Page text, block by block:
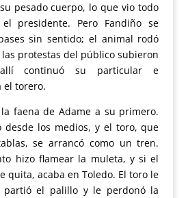
pesado cuerpo, lo que vio todo
presidente. Pero Fandiño se
sin sentido; el animal rodó
las protestas del público subieron
continuó su particular e
el torero.
faena de Adame a su primero.
desde los medios, y el toro, que
se arrancó como un tren.
hizo flamear la muleta, y si el
quita, acaba en Toledo. El toro le
el palillo y le perdonó la